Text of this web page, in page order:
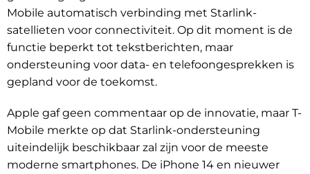
Mobile automatisch verbinding met Starlink-
satellieten voor connectiviteit. Op dit moment is de
functie beperkt tot tekstberichten, maar
ondersteuning voor data- en telefoongesprekken is
gepland voor de toekomst.
Apple gaf geen commentaar op de innovatie, maar T-
Mobile merkte op dat Starlink-ondersteuning
uiteindelijk beschikbaar zal zijn voor de meeste
moderne smartphones. De iPhone 14 en nieuwer